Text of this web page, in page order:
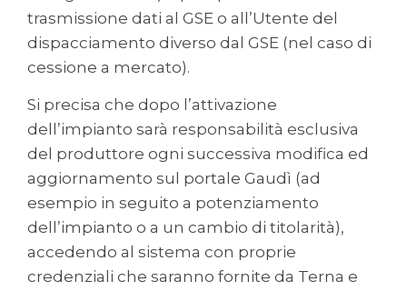
trasmissione dati al GSE o all’Utente del
dispacciamento diverso dal GSE (nel caso di
cessione a mercato).
Si precisa che dopo l’attivazione
dell’impianto sarà responsabilità esclusiva
del produttore ogni successiva modifica ed
aggiornamento sul portale Gaudì (ad
esempio in seguito a potenziamento
dell’impianto o a un cambio di titolarità),
accedendo al sistema con proprie
credenziali che saranno fornite da Terna e